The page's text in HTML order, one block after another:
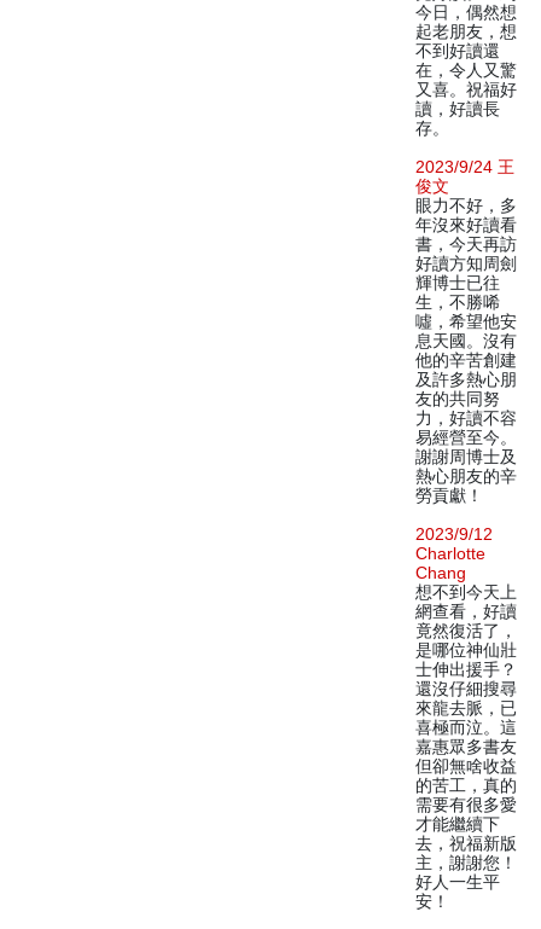
今日，偶然想
起老朋友，想
不到好讀還
在，令人又驚
又喜。祝福好
讀，好讀長
存。
2023/9/24 王
俊文
眼力不好，多
年沒來好讀看
書，今天再訪
好讀方知周劍
輝博士已往
生，不勝唏
噓，希望他安
息天國。沒有
他的辛苦創建
及許多熱心朋
友的共同努
力，好讀不容
易經營至今。
謝謝周博士及
熱心朋友的辛
勞貢獻！
2023/9/12
Charlotte
Chang
想不到今天上
網查看，好讀
竟然復活了，
是哪位神仙壯
士伸出援手？
還沒仔細搜尋
來龍去脈，已
喜極而泣。這
嘉惠眾多書友
但卻無啥收益
的苦工，真的
需要有很多愛
才能繼續下
去，祝福新版
主，謝謝您！
好人一生平
安！